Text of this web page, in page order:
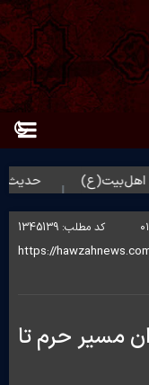
حدیث روز
کد مطلب: 1345139
مسیر حرم تا